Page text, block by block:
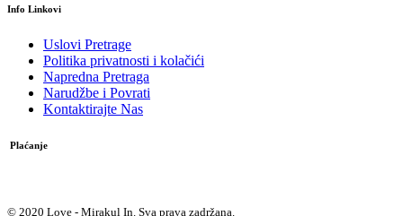
Info Linkovi
Uslovi Pretrage
Politika privatnosti i kolačići
Napredna Pretraga
Narudžbe i Povrati
Kontaktirajte Nas
Plaćanje
© 2020 Love - Mirakul In. Sva prava zadržana.